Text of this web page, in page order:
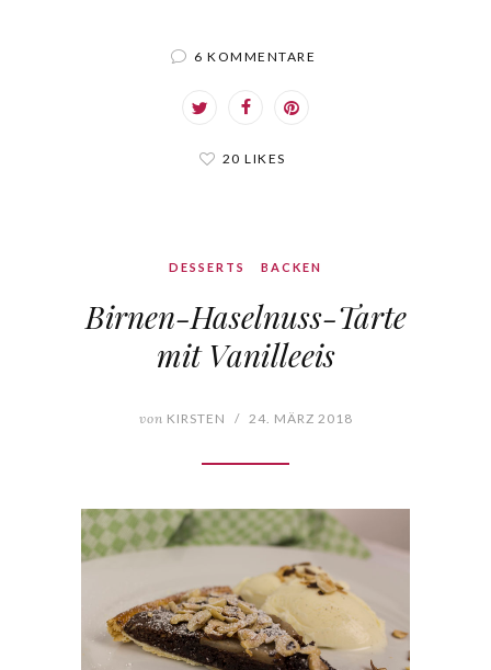
6 KOMMENTARE
20 LIKES
DESSERTS BACKEN
Birnen-Haselnuss-Tarte
mit Vanilleeis
von KIRSTEN / 24. MÄRZ 2018